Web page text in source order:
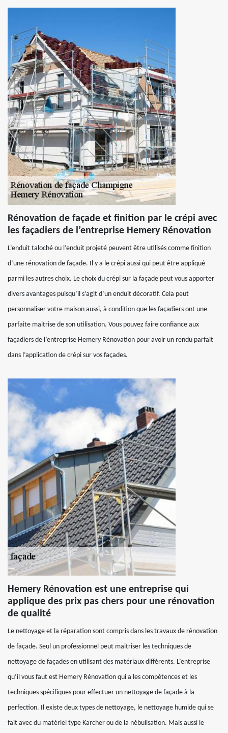
Rénovation de façade et finition par le crépi avec
les façadiers de l’entreprise Hemery Rénovation
L’enduit taloché ou l’enduit projeté peuvent être utilisés comme finition
d’une rénovation de façade. Il y a le crépi aussi qui peut être appliqué
parmi les autres choix. Le choix du crépi sur la façade peut vous apporter
divers avantages puisqu’il s’agit d’un enduit décoratif. Cela peut
personnaliser votre maison aussi, à condition que les façadiers ont une
parfaite maitrise de son utilisation. Vous pouvez faire confiance aux
façadiers de l’entreprise Hemery Rénovation pour avoir un rendu parfait
dans l’application de crépi sur vos façades.
Hemery Rénovation est une entreprise qui
applique des prix pas chers pour une rénovation
de qualité
Le nettoyage et la réparation sont compris dans les travaux de rénovation
de façade. Seul un professionnel peut maitriser les techniques de
nettoyage de façades en utilisant des matériaux différents. L’entreprise
qu’il vous faut est Hemery Rénovation qui a les compétences et les
techniques spécifiques pour effectuer un nettoyage de façade à la
perfection. Il existe deux types de nettoyage, le nettoyage humide qui se
fait avec du matériel type Karcher ou de la nébulisation. Mais aussi le